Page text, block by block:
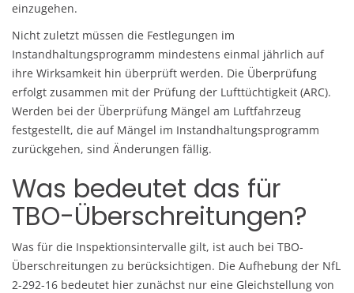
einzugehen.
Nicht zuletzt müssen die Festlegungen im
Instandhaltungsprogramm mindestens einmal jährlich auf
ihre Wirksamkeit hin überprüft werden. Die Überprüfung
erfolgt zusammen mit der Prüfung der Lufttüchtigkeit (ARC).
Werden bei der Überprüfung Mängel am Luftfahrzeug
festgestellt, die auf Mängel im Instandhaltungsprogramm
zurückgehen, sind Änderungen fällig.
Was bedeutet das für
TBO-Überschreitungen?
Was für die Inspektionsintervalle gilt, ist auch bei TBO-
Überschreitungen zu berücksichtigen. Die Aufhebung der NfL
2-292-16 bedeutet hier zunächst nur eine Gleichstellung von